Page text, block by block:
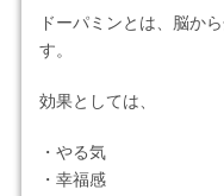
ドーパミンとは、脳か
す。
効果としては、
・やる気
・幸福感